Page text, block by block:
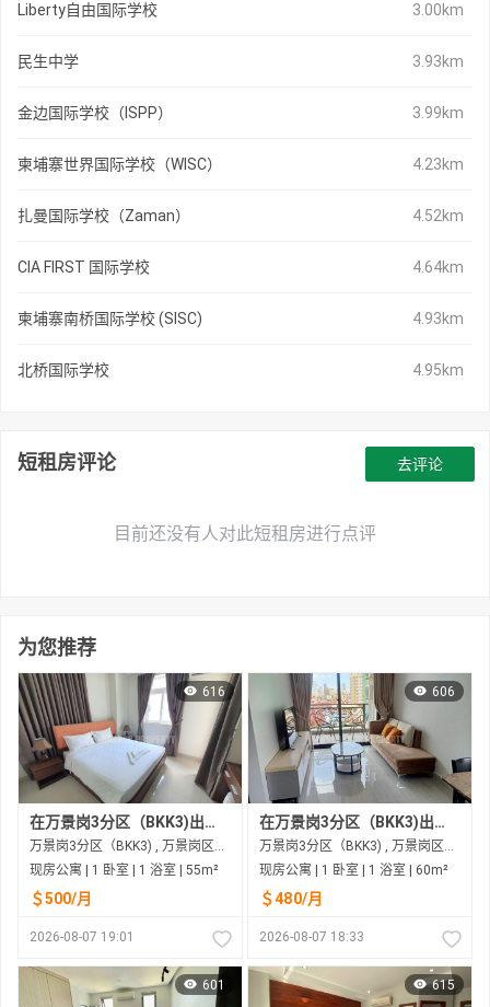
Liberty自由国际学校 3.00km
民生中学 3.93km
金边国际学校（ISPP） 3.99km
柬埔寨世界国际学校（WISC） 4.23km
扎曼国际学校（Zaman） 4.52km
CIA FIRST 国际学校 4.64km
柬埔寨南桥国际学校 (SISC) 4.93km
北桥国际学校 4.95km
短租房评论
目前还没有人对此短租房进行点评
去评论
为您推荐
616
在万景岗3分区（BKK3)出租的现房公寓
万景岗3分区（BKK3) , 万景岗区（BKK) , 金边市
现房公寓 | 1 卧室 | 1 浴室 | 55m²
＄500/月
2026-08-07 19:01
606
在万景岗3分区（BKK3)出租的现房公寓
万景岗3分区（BKK3) , 万景岗区（BKK) , 金边市
现房公寓 | 1 卧室 | 1 浴室 | 60m²
＄480/月
2026-08-07 18:33
601 615